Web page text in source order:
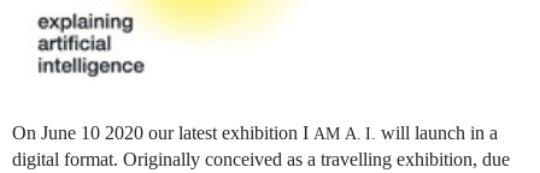
On June 10 2020 our latest exhibition I AM A. I. will launch in a
digital format. Originally conceived as a travelling exhibition, due